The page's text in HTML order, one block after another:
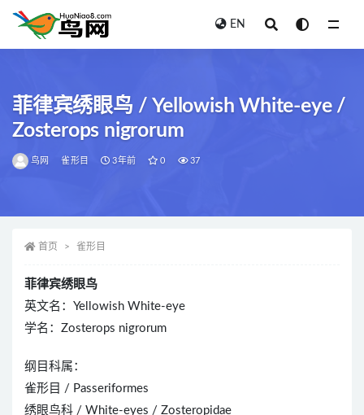
EN
菲律宾绣眼鸟 / Yellowish White-eye /
Zosterops nigrorum
鸟网 雀形目 3年前 0 37
首页 雀形目
菲律宾绣眼鸟
英文名：Yellowish White-eye
学名：Zosterops nigrorum
纲目科属：
雀形目 / Passeriformes
绣眼鸟科 / White-eyes / Zosteropidae